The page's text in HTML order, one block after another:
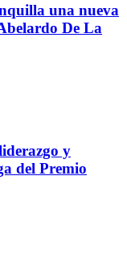
una nueva
De La
y
del Premio